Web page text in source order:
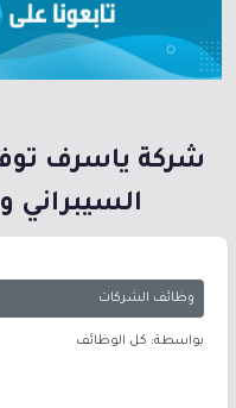
شركة ياسرف
السيبراني
وظائف الشركات
بواسطة: كل الوظائف